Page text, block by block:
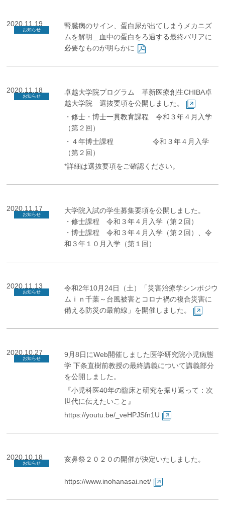
2020.11.19
お知らせ
腎臓病のサイン、蛋白尿が出てしまうメカニズ
ムを解明＿血中の蛋白をろ過する最終バリアに
必要なものが明らかに
2020.11.18
お知らせ
卓越大学院プログラム 革新医療創生CHIBA卓
越大学院 選抜要項を公開しました。
・修士・博士一貫教育課程 令和３年４月入学
（第２回）
・４年博士課程 令和３年４月入学
（第２回）
*詳細は選抜要項をご確認ください。
2020.11.17
お知らせ
大学院入試の学生募集要項を公開しました。
・修士課程 令和３年４月入学（第２回）
・博士課程 令和３年４月入学（第２回）、令
和３年１０月入学（第１回）
2020.11.13
お知らせ
令和2年10月24日（土）「災害治療学シンポジウ
ムｉｎ千葉～台風被害とコロナ禍の複合災害に
備える防災の最前線」を開催しました。
2020.10.27
お知らせ
9月8日にWeb開催しました医学研究院小児病態
学 下条直樹前教授の最終講義について講義部分
を公開しました。
『小児科医40年の臨床と研究を振り返って：次
世代に伝えたいこと』
https://youtu.be/_veHPJSfn1U
2020.10.18
お知らせ 亥鼻祭２０２０の開催が決定いたしました。
https://www.inohanasai.net/